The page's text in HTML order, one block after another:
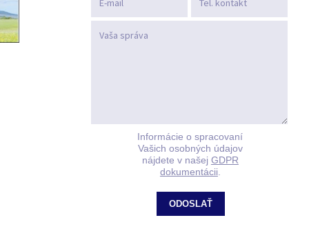
Informácie o spracovaní
Vašich osobných údajov
nájdete v našej GDPR
dokumentácii
ODOSLAŤ